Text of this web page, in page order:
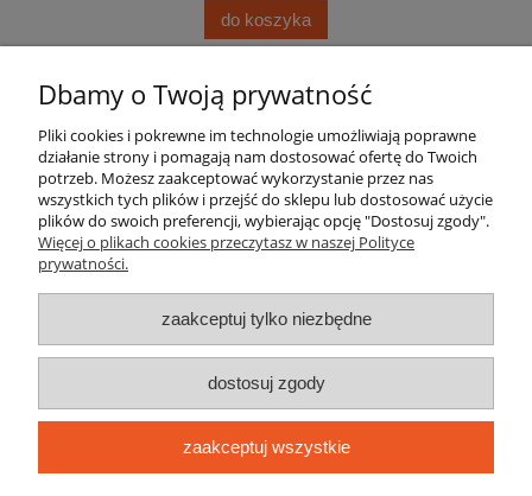
do koszyka
Pomoc
Moje konto
Płatności i dostawa
O nas
elektrolas.com.pl jest sklepem internetowym prowadzonym przez
oficjalnego dystrybutora marki STIHL, NAC, Makita, Adler, Schmith, DWT
ELEKTROMECHANIKA M. LACH HANDEL I USŁUGI| ul. Targowa 2, 08-400
Garwolin, woj. mazowieckie | E-mail:biuro@elektrolas.com.plTel.:795 56 78
Dbamy o Twoją prywatność
Pliki cookies i pokrewne im technologie umożliwiają poprawne
działanie strony i pomagają nam dostosować ofertę do Twoich
potrzeb. Możesz zaakceptować wykorzystanie przez nas
wszystkich tych plików i przejść do sklepu lub dostosować użycie
plików do swoich preferencji, wybierając opcję "Dostosuj zgody".
Więcej o plikach cookies przeczytasz w naszej Polityce
prywatności.
zaakceptuj tylko niezbędne
dostosuj zgody
zaakceptuj wszystkie